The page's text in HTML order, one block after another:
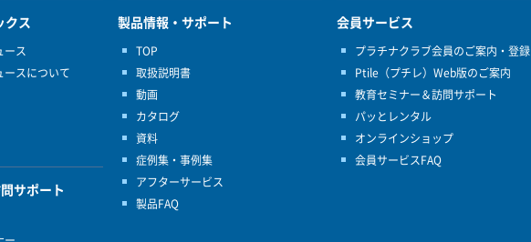
クス
ース
ースについて
サポート
製品情報・サポート
TOP
取扱説明書
動画
カタログ
資料
症例集・事例集
アフターサービス
製品FAQ
会員サービス
プラチナクラブ会員のご案内・登録
Ptile（プチレ）Web版のご案内
教育セミナー＆訪問サポート
パッとレンタル
オンラインショップ
会員サービスFAQ